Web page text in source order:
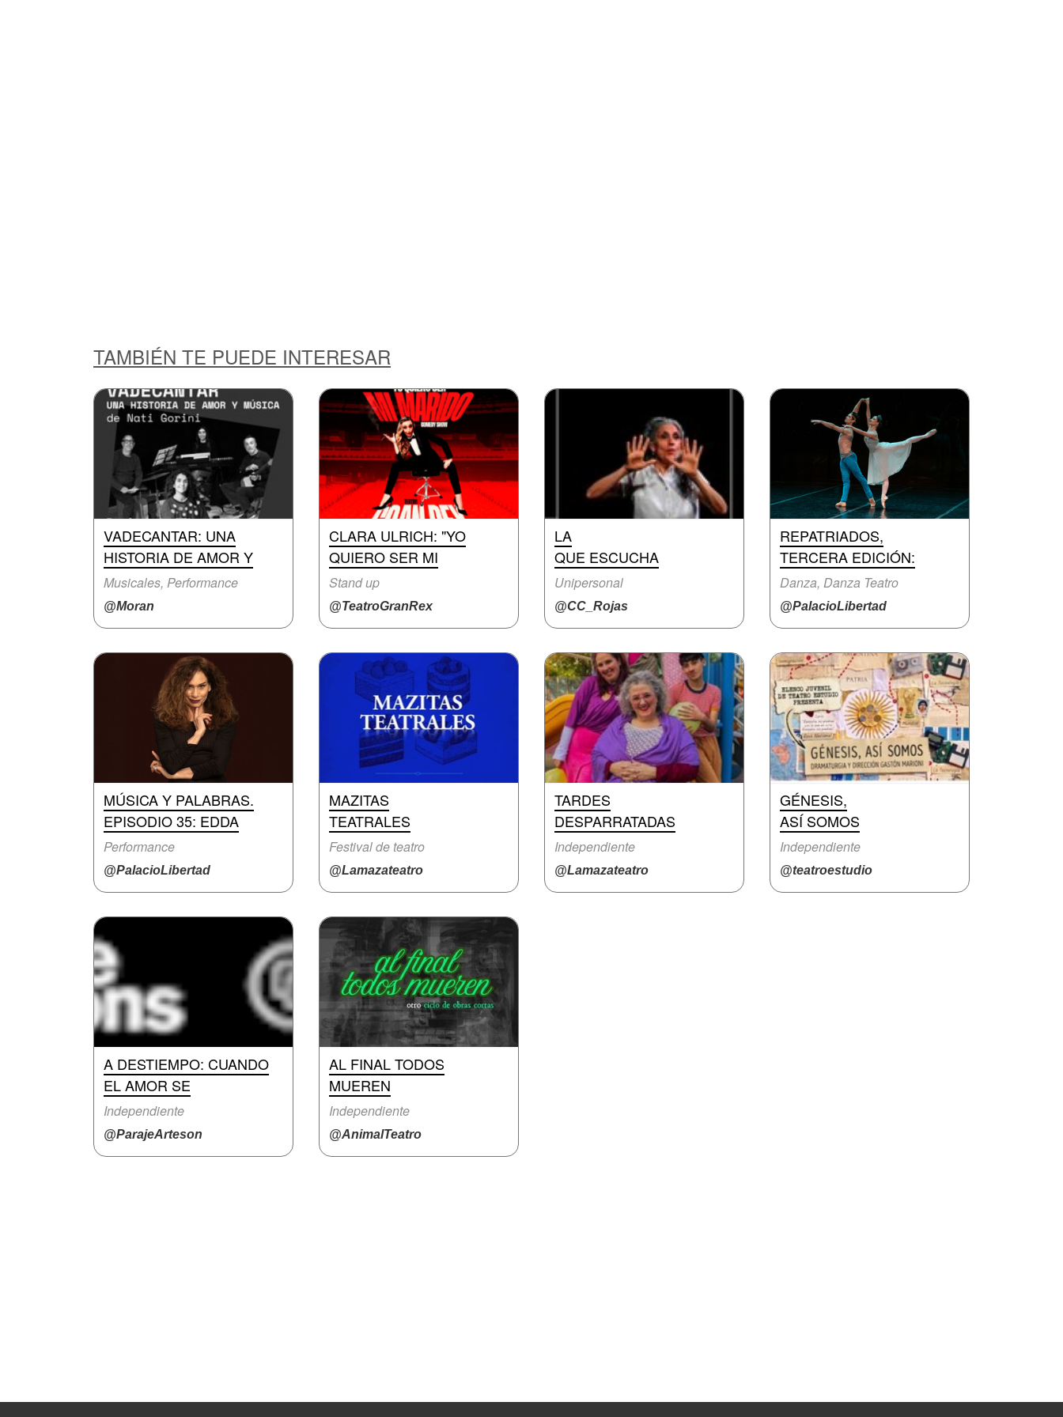
TAMBIÉN TE PUEDE INTERESAR
VADECANTAR: UNA
HISTORIA DE AMOR Y
Musicales, Performance
@Moran
CLARA ULRICH: "YO
QUIERO SER MI
Stand up
@TeatroGranRex
LA
QUE ESCUCHA
Unipersonal
@CC_Rojas
REPATRIADOS,
TERCERA EDICIÓN:
Danza, Danza Teatro
@PalacioLibertad
MÚSICA Y PALABRAS.
EPISODIO 35: EDDA
Performance
@PalacioLibertad
MAZITAS
TEATRALES
Festival de teatro
@Lamazateatro
TARDES
DESPARRATADAS
Independiente
@Lamazateatro
GÉNESIS,
ASÍ SOMOS
Independiente
@teatroestudio
A DESTIEMPO: CUANDO
EL AMOR SE
Independiente
@ParajeArteson
AL FINAL TODOS
MUEREN
Independiente
@AnimalTeatro